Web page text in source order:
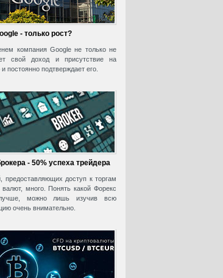
- только рост?
компания Google не только не
свой доход и присутствие на
постоянно подтверждает его.
- 50% успеха трейдера
предоставляющих доступ к торгам
много. Понять какой Форекс
можно лишь изучив всю
очень внимательно.